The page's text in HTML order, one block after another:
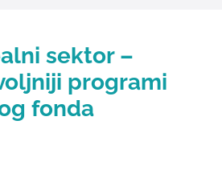
sektor –
programi
fonda